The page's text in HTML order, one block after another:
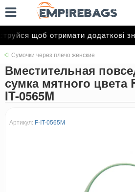
щоб отримати додаткові
Сумочки через плечо женские
Вместительная
сумка мятного цвета
IT-0565M
Артикул: F-IT-0565M